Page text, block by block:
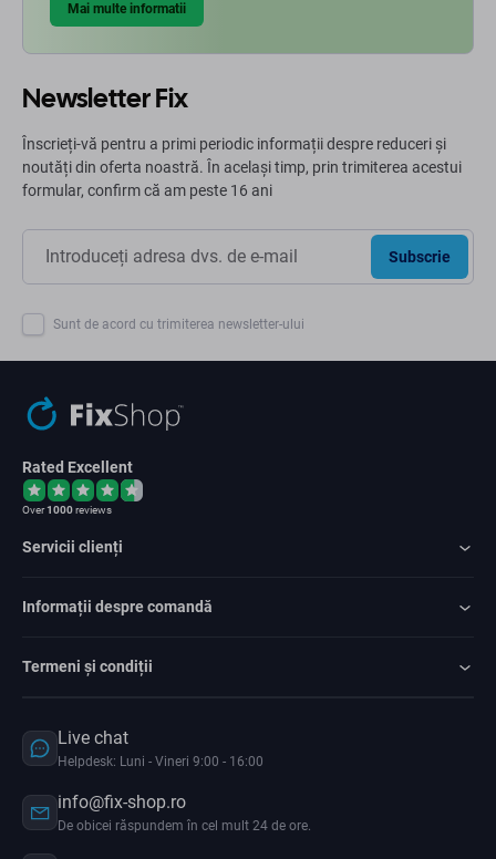
Mai multe informatii
Newsletter Fix
Înscrieți-vă pentru a primi periodic informații despre reduceri și
noutăți din oferta noastră. În același timp, prin trimiterea acestui
formular, confirm că am peste 16 ani
Subscrie
Sunt de acord cu trimiterea newsletter-ului
Rated Excellent
Over1000reviews
Servicii clienți
Informații despre comandă
Termeni și condiții
Live chat
Helpdesk: Luni - Vineri 9:00 - 16:00
info@fix-shop.ro
De obicei răspundem în cel mult 24 de ore.